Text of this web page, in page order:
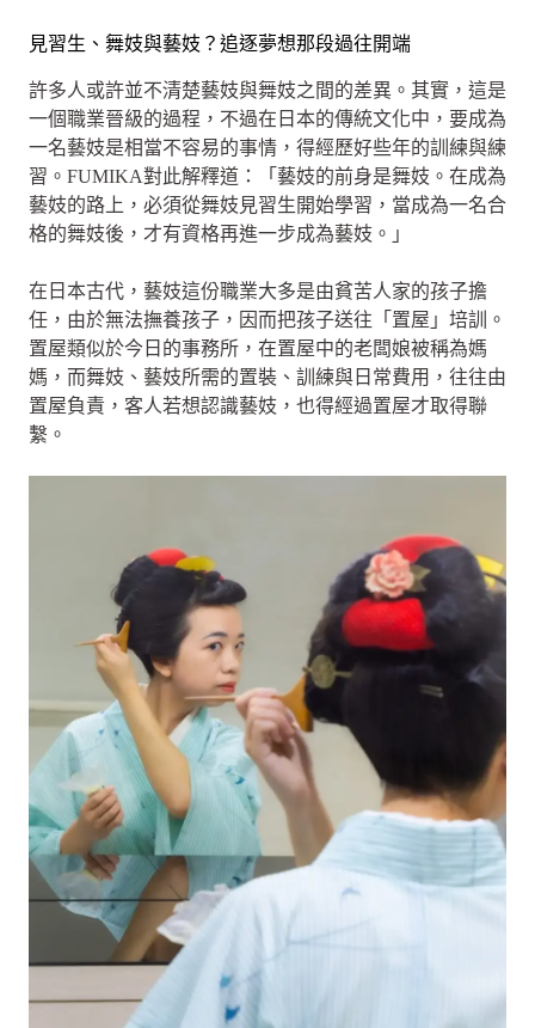
見習生、舞妓與藝妓？追逐夢想那段過往開端
許多人或許並不清楚藝妓與舞妓之間的差異。其實，這是
一個職業晉級的過程，不過在日本的傳統文化中，要成為
一名藝妓是相當不容易的事情，得經歷好些年的訓練與練
習。FUMIKA對此解釋道：「藝妓的前身是舞妓。在成為
藝妓的路上，必須從舞妓見習生開始學習，當成為一名合
格的舞妓後，才有資格再進一步成為藝妓。」
在日本古代，藝妓這份職業大多是由貧苦人家的孩子擔
任，由於無法撫養孩子，因而把孩子送往「置屋」培訓。
置屋類似於今日的事務所，在置屋中的老闆娘被稱為媽
媽，而舞妓、藝妓所需的置裝、訓練與日常費用，往往由
置屋負責，客人若想認識藝妓，也得經過置屋才取得聯
繫。